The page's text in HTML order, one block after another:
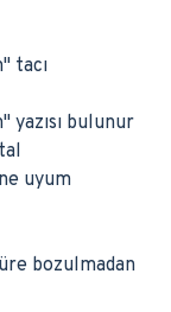
tacı
yazısı bulunur
uyum
bozulmadan